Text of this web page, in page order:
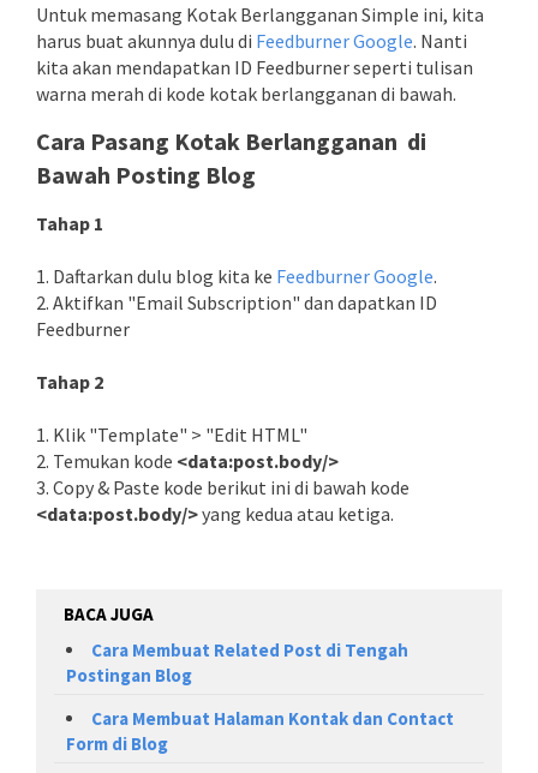
Untuk memasang Kotak Berlangganan Simple ini, kita
harus buat akunnya dulu di Feedburner Google. Nanti
kita akan mendapatkan ID Feedburner seperti tulisan
warna merah di kode kotak berlangganan di bawah.
Cara Pasang Kotak Berlangganan di
Bawah Posting Blog
Tahap 1
1. Daftarkan dulu blog kita ke Feedburner Google.
2. Aktifkan "Email Subscription" dan dapatkan ID
Feedburner
Tahap 2
1. Klik "Template" > "Edit HTML"
2. Temukan kode <data:post.body/>
3. Copy & Paste kode berikut ini di bawah kode
<data:post.body/>yang kedua atau ketiga.
BACA JUGA
Cara Membuat Related Post di Tengah
Postingan Blog
Cara Membuat Halaman Kontak dan Contact
Form di Blog